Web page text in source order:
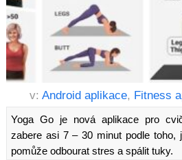
v: Android aplikace, Fitness
Yoga Go je nová aplikace pro
zabere asi 7 – 30 minut podle toho,
pomůže odbourat stres a spálit tuky.